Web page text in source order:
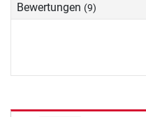
Bewertungen (9)